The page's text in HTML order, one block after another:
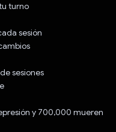
turno
sesión
sesiones
y 700,000 mueren